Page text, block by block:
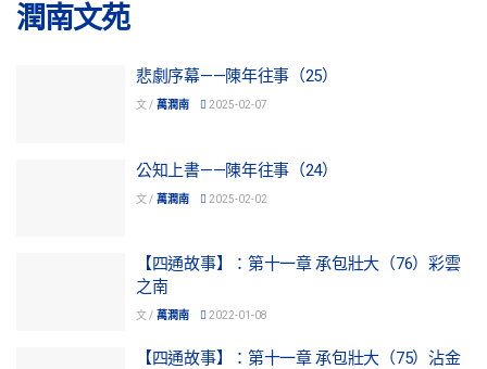
潤南文苑
悲劇序幕——陳年往事（25）
文 / 萬潤南 2025-02-07
公知上書——陳年往事（24）
文 / 萬潤南 2025-02-02
【四通故事】：第十一章 承包壯大（76）彩雲
之南
文 / 萬潤南 2022-01-08
【四通故事】：第十一章 承包壯大（75）沾金